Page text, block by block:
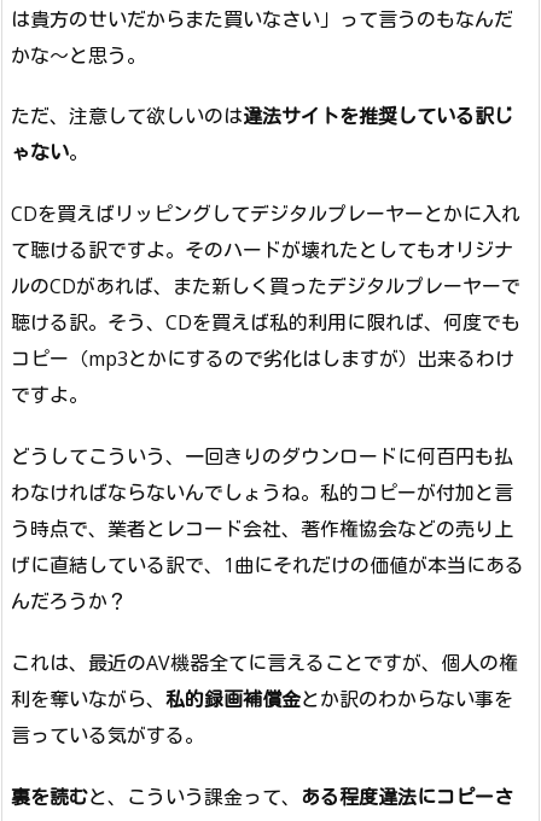
は貴方のせいだからまた買いなさい」って言うのもなんだ
かな～と思う。
ただ、注意して欲しいのは違法サイトを推奨している訳じ
ゃない。
CDを買えばリッピングしてデジタルプレーヤーとかに入れ
て聴ける訳ですよ。そのハードが壊れたとしてもオリジナ
ルのCDがあれば、また新しく買ったデジタルプレーヤーで
聴ける訳。そう、CDを買えば私的利用に限れば、何度でも
コピー（mp3とかにするので劣化はしますが）出来るわけ
ですよ。
どうしてこういう、一回きりのダウンロードに何百円も払
わなければならないんでしょうね。私的コピーが付加と言
う時点で、業者とレコード会社、著作権協会などの売り上
げに直結している訳で、1曲にそれだけの価値が本当にある
んだろうか？
これは、最近のAV機器全てに言えることですが、個人の権
利を奪いながら、 私的録画補償金とか訳のわからない事を
言っている気がする。
裏を読むと、こういう課金って、 ある程度違法にコピーさ